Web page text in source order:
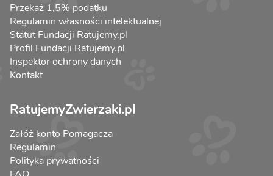
Przekaż 1,5% podatku
Regulamin własności intelektualnej
Statut Fundacji Ratujemy.pl
Profil Fundacji Ratujemy.pl
Inspektor ochrony danych
Kontakt
RatujemyZwierzaki.pl
Załóż konto Pomagacza
Regulamin
Polityka prywatności